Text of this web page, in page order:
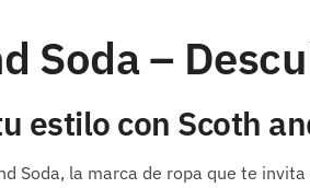
Soda –
estilo con Scoth
Soda, la marca de ropa que te